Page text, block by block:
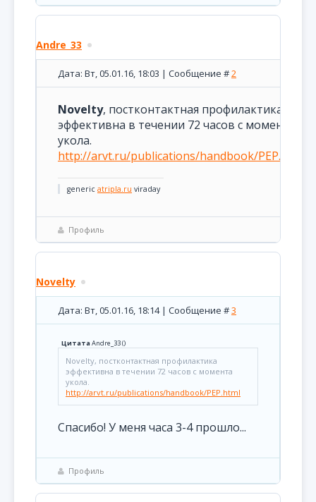
Andre_33
Дата: Вт, 05.01.16, 18:03 | Сообщение #2
Novelty, постконтактная профилактика
эффективна в течении 72 часов с момента
укола.
http://arvt.ru/publications/handbook/PEP.html
generic atripla.ru viraday
Профиль
Novelty
Дата: Вт, 05.01.16, 18:14 | Сообщение #3
ЦитатаAndre_33()
Novelty, постконтактная профилактика
эффективна в течении 72 часов с момента
укола.
http://arvt.ru/publications/handbook/PEP.html
Спасибо! У меня часа 3-4 прошло...
Профиль